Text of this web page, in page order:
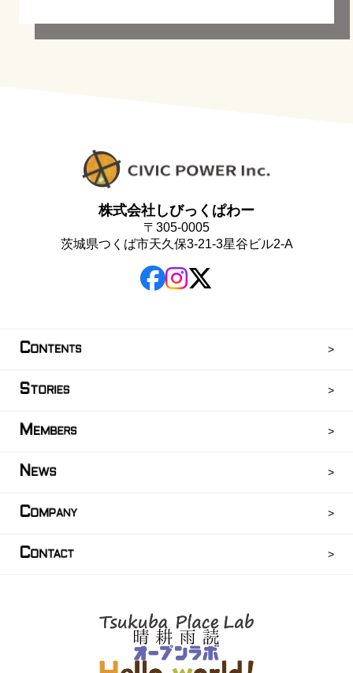
株式会社しびっくぱわー
〒305-0005
茨城県つくば市天久保3-21-3星谷ビル2-A
CONTENTS
STORIES
M EMBERS
N EWS
COMPANY
CONTACT